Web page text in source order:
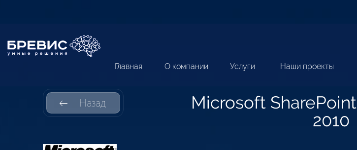
Главная О компании Услуги Наши проекты
Назад
Microsoft
2010